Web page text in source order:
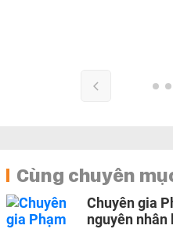
Cùng chuyên
Chuyên gia
nguyên nhân